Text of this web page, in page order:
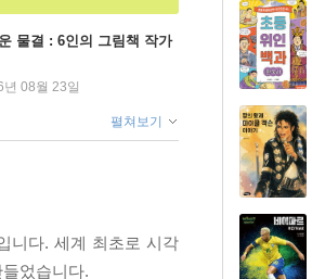
물결 : 6인의 그림책 작가
08월 23일
펼쳐보기
니다. 세계 최초로 시각
었습니다.